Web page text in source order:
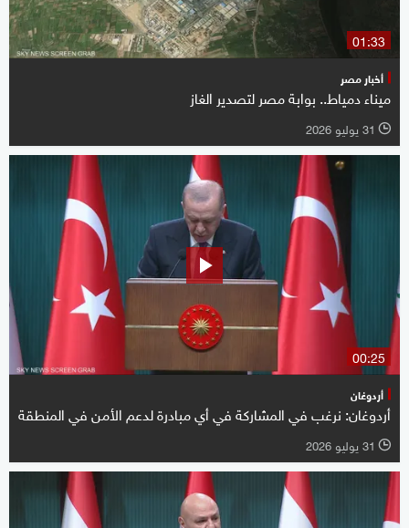
01:33
أخبار مصر
ميناء دمياط.. بوابة مصر لتصدير الغاز
l 31 يوليو 2026
00:25
أردوغان
أردوغان: نرغب في المشاركة في أي مبادرة لدعم الأمن في المنطقة
l 31 يوليو 2026